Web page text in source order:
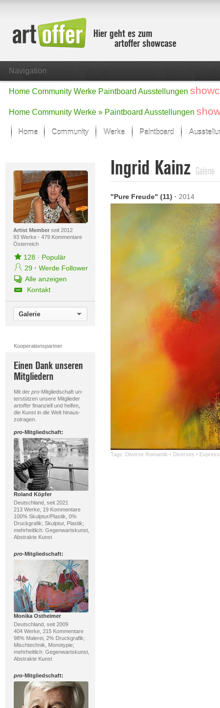
Hier geht es zum
artoffer showcase
Navigation
Home Community Werke Paintboard Ausstellungen
Home Community Werke » Paintboard Ausstellungen
Home Community Werke
Der letzte Monat im Fokus
Alle Fokus-Werke
Fokus-Werke
Paintboard
Artist Memberseit 2012
93 Werke · 479 Kommentare
Österreich
128· Populär
29 · Werde Follower
Alle anzeigen
Kontakt
Galerie
Kooperationspartner
Einen Dank unseren
Mitgliedern
Mit der pro-Mitgliedschaft un-
terstützen unsere Mitglieder
artofferfinanziell und helfen,
die Kunst in die Welt hinaus-
zutragen.
pro-Mitgliedschaft:
Roland Köpfer
Deutschland, seit 2021
213 Werke, 19 Kommentare
100% Skulptur/Plastik, 0%
Druckgrafik; Skulptur, Plastik;
mehrheitlich: Gegenwartskunst,
Abstrakte Kunst
pro-Mitgliedschaft:
Monika Ostheimer
Deutschland, seit 2009
404 Werke, 215 Kommentare
98% Malerei, 2% Druckgrafik;
Mischtechnik, Monotypie;
mehrheitlich: Gegenwartskunst,
Abstrakte Kunst
pro-Mitgliedschaft:
Ingrid Kainz Galerie
"Pure Freude" (11) · 2014
Tags: Diverse Romantik · Diverses ·